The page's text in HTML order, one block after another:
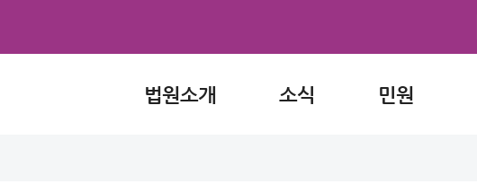
법원소개 소식 민원